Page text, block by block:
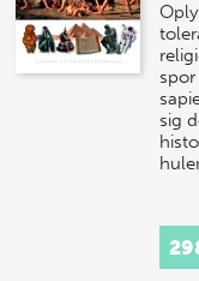
sig